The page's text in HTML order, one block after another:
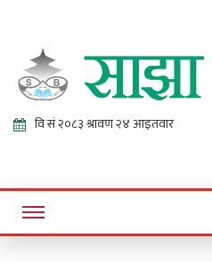
Online News Portal